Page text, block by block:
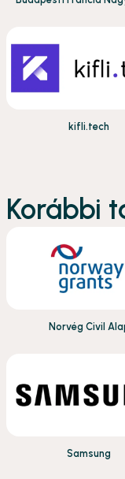
kifli.tech
Korábbi
Norvég Civil
Samsung